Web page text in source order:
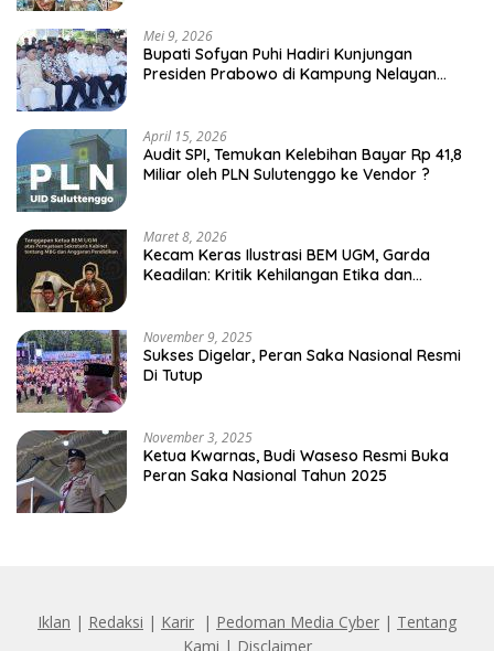
Mei 9, 2026
Bupati Sofyan Puhi Hadiri Kunjungan
Presiden Prabowo di Kampung Nelayan
April 15, 2026
Audit SPI, Temukan Kelebihan Bayar Rp 41,8
Miliar oleh PLN Sulutenggo ke Vendor ?
Maret 8, 2026
Kecam Keras Ilustrasi BEM UGM, Garda
Keadilan: Kritik Kehilangan Etika dan
November 9, 2025
Sukses Digelar, Peran Saka Nasional Resmi
Di Tutup
November 3, 2025
Ketua Kwarnas, Budi Waseso Resmi Buka
Peran Saka Nasional Tahun 2025
Iklan | Redaksi | Karir | Pedoman Media Cyber | Tentang
Kami | Disclaimer